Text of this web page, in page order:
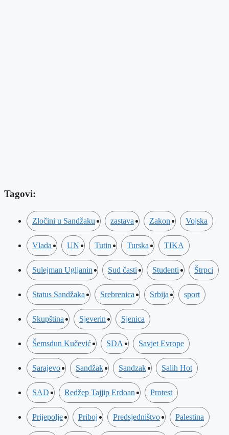
Tagovi:
Zločini u Sandžaku zastava Zakon Vojska
Vlada UN Tutin Turska TIKA
Sulejman Ugljanin Sud časti Studenti Štrpci
Status Sandžaka Srebrenica Srbija sport
Skupština Sjeverin Sjenica
Šemsdun Kučević SDA Savjet Evrope
Sarajevo Sandžak Sandzak Salih Hot
SAD Redžep Tajjip Erdoan Protest
Prijepolje Priboj Predsjedništvo Palestina